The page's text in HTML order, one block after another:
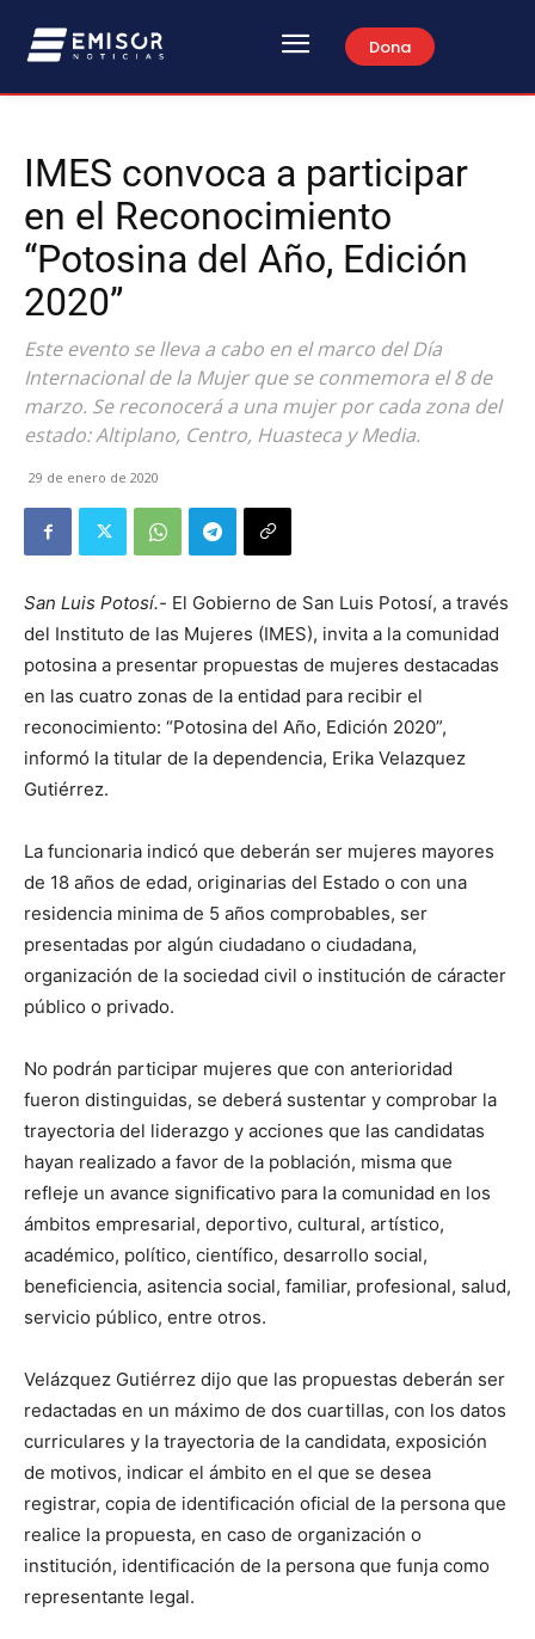
Dona
IMES convoca a participar
en el Reconocimiento
“Potosina del Año, Edición
2020”
Este evento se lleva a cabo en el marco del Día
Internacional de la Mujer que se conmemora el 8 de
marzo. Se reconocerá a una mujer por cada zona del
estado: Altiplano, Centro, Huasteca y Media.
29 de enero de 2020
San Luis Potosí.- El Gobierno de San Luis Potosí, a través
del Instituto de las Mujeres (IMES), invita a la comunidad
potosina a presentar propuestas de mujeres destacadas
en las cuatro zonas de la entidad para recibir el
reconocimiento: “Potosina del Año, Edición 2020”,
informó la titular de la dependencia, Erika Velazquez
Gutiérrez.
La funcionaria indicó que deberán ser mujeres mayores
de 18 años de edad, originarias del Estado o con una
residencia minima de 5 años comprobables, ser
presentadas por algún ciudadano o ciudadana,
organización de la sociedad civil o institución de cáracter
público o privado.
No podrán participar mujeres que con anterioridad
fueron distinguidas, se deberá sustentar y comprobar la
trayectoria del liderazgo y acciones que las candidatas
hayan realizado a favor de la población, misma que
refleje un avance significativo para la comunidad en los
ámbitos empresarial, deportivo, cultural, artístico,
académico, político, científico, desarrollo social,
beneficiencia, asitencia social, familiar, profesional, salud,
servicio público, entre otros.
Velázquez Gutiérrez dijo que las propuestas deberán ser
redactadas en un máximo de dos cuartillas, con los datos
curriculares y la trayectoria de la candidata, exposición
de motivos, indicar el ámbito en el que se desea
registrar, copia de identificación oficial de la persona que
realice la propuesta, en caso de organización o
institución, identificación de la persona que funja como
representante legal.